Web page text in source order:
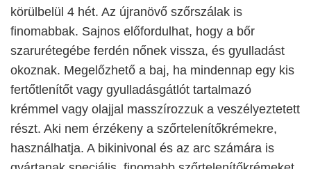
körülbelül 4 hét. Az újranövő szőrszálak is
finomabbak. Sajnos előfordulhat, hogy a bőr
szarurétegébe ferdén nőnek vissza, és gyulladást
okoznak. Megelőzhető a baj, ha mindennap egy kis
fertőtlenítőt vagy gyulladásgátlót tartalmazó
krémmel vagy olajjal masszírozzuk a veszélyeztetett
részt. Aki nem érzékeny a szőrtelenítőkrémekre,
használhatja. A bikinivonal és az arc számára is